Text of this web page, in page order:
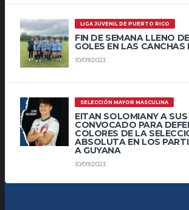
LIGA JUVENIL DE PUERTO RICO
FIN DE SEMANA LLENO
GOLES EN LAS CANCHAS
10/09/2023
SELECCIÓN MAYOR MASCULINA
EITAN SOLOMIANY A SUS
CONVOCADO PARA
COLORES DE LA
ABSOLUTA EN LOS
A GUYANA
10/09/2023